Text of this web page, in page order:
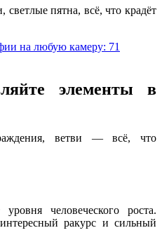
пятна, всё, что крадёт
элементы в
ветви — всё, что
человеческого роста.
ракурс и сильный